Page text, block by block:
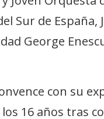
Sur de España,
George
con su
16 años tras